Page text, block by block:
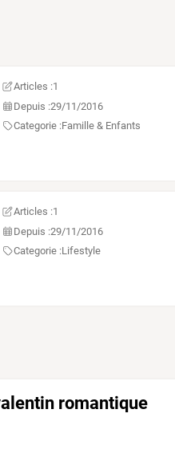
Articles :1
Depuis :29/11/2016
Categorie :Famille & Enfants
Articles :1
Depuis :29/11/2016
Categorie :Lifestyle
romantique